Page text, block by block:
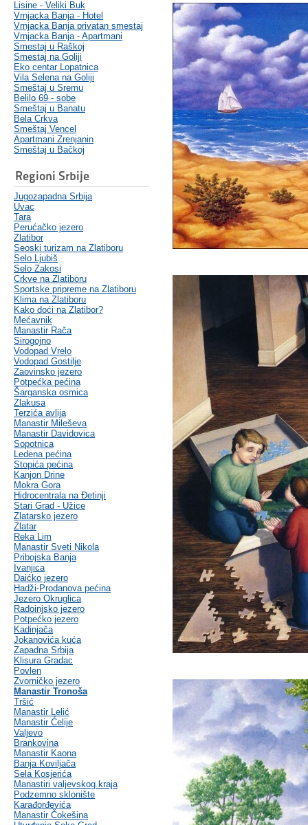
Lisine - Veliki Buk
Vrnjacka Banja - Hotel
Vrnjacka Banja privatan smestaj
Vrnjacka Banja - Apartmani
Smestaj u Raškoj
Smestaj na Goliji
Eko centar Lopatnica
Vila Selena na Goliji
Smeštaj u Sremu
Belilo 69 - sobe
Smeštaj u Banatu
Bela Crkva
Smeštaj Vencel
Apartmani Zrenjanin
Smeštaj u Bačkoj
Regioni Srbije
Jugozapadna Srbija
Uvac
Tara
Perućačko jezero
Zlatibor
Seoski turizam na Zlatiboru
Selo Ljubiš
Selo Zakosi
Crkve na Zlatiboru
Sportske pripreme na Zlatiboru
Klima na Zlatiboru
Kako doći na Zlatibor?
Mećavnik
Manastir Rača
Sirogojno
Vodopad Vrelo
Vodopad Gostilje
Zaovinsko jezero
Potpećka pećina
Šarganska osmica
Zlakusa
Terzića avlija
Manastir Mileševa
Manastir Davidovica
Sopotnica
Ledena pećina
Stopića pećina
Kanjon Drine
Mokra Gora
Hidrocentrala na Đetinji
Stari Grad - Užice
Zlatarsko jezero
Zlatar
Reka Lim
Manastir Sveti Nikola
Pribojska Banja
Ivanjica
Daićko jezero
Hadži-Prodanova pećina
Jezero Okruglica
Radoinjsko jezero
Potpećko jezero
Kadinjača
Jokanovića kuća
Zapadna Srbija
Klisura Gradac
Povlen
Zvorničko jezero
Manastir Tronoša
Tršić
Manastir Lelić
Manastir Ćelije
Valjevo
Brankovina
Manastir Kaona
Banja Koviljača
Sela Kosjerića
Manastiri valjevskog kraja
Podzemno sklonište
Karađorđevića
Manastir Čokešina